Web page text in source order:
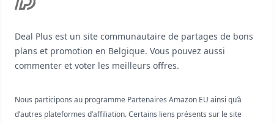
Deal Plus est un site communautaire de partages de bons
plans et promotion en Belgique. Vous pouvez aussi
commenter et voter les meilleurs offres.
Nous participons au programme Partenaires Amazon EU ainsi qu’à
d’autres plateformes d’affiliation. Certains liens présents sur le site